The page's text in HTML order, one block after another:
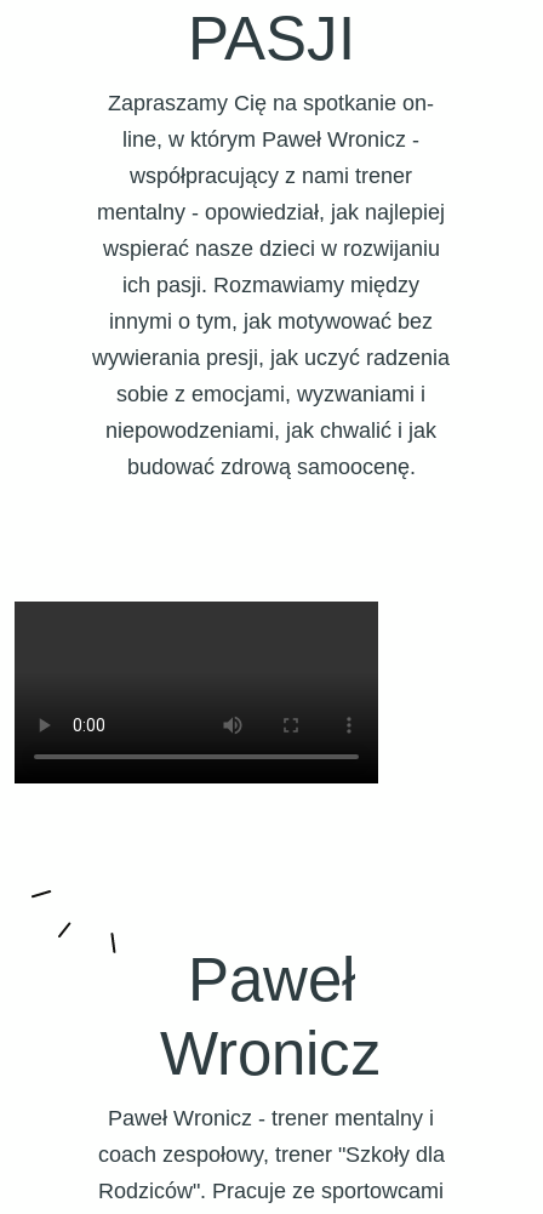
PASJI
Zapraszamy Cię na spotkanie on-
line, w którym Paweł Wronicz -
współpracujący z nami trener
mentalny - opowiedział, jak najlepiej
wspierać nasze dzieci w rozwijaniu
ich pasji. Rozmawiamy między
innymi o tym, jak motywować bez
wywierania presji, jak uczyć radzenia
sobie z emocjami, wyzwaniami i
niepowodzeniami, jak chwalić i jak
budować zdrową samoocenę.
Paweł
Wronicz
Paweł Wronicz - trener mentalny i
coach zespołowy, trener "Szkoły dla
Rodziców". Pracuje ze sportowcami